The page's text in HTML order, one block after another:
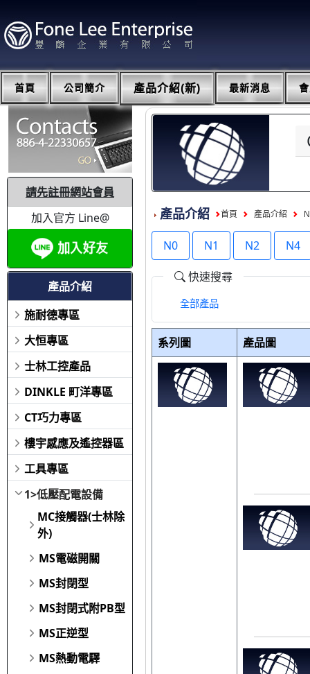
首頁 公司簡介 產品介紹(新) 最新消息
請先註冊網站會員
加入官方 Line@
產品介紹
施耐德專區
大恒專區
士林工控產品
DINKLE 町洋專區
CT巧力專區
樓宇感應及遙控器區
工具專區
1>低壓配電設備
MC接觸器(士林除
外)
MS電磁開關
MS封閉型
MS封閉式附PB型
MS正逆型
MS熱動電驛
產品介紹 首頁 產品介紹
N0 N1 N2 N4
快速搜尋
全部產品
系列圖 產品圖